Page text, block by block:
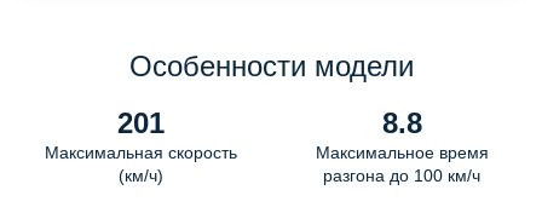
Особенности модели
201
Максимальная скорость
(км/ч)
8.8
Максимальное время
разгона до 100 км/ч